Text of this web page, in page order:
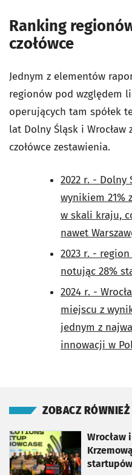
Ranking
czołówce
Jednym z elementów
regionów pod względem
operujących tam spółek
lat Dolny Śląsk i Wrocław
czołówce zestawienia.
2022 r. - Dolny
wynikiem 21%
w skali kraju,
nawet
2023 r. -
notując 28%
2024 r. -
miejscu z
jednym z
innowacji w
ZOBACZ RÓWNIEŻ
Wrocław
otworzy się w nowej karcie